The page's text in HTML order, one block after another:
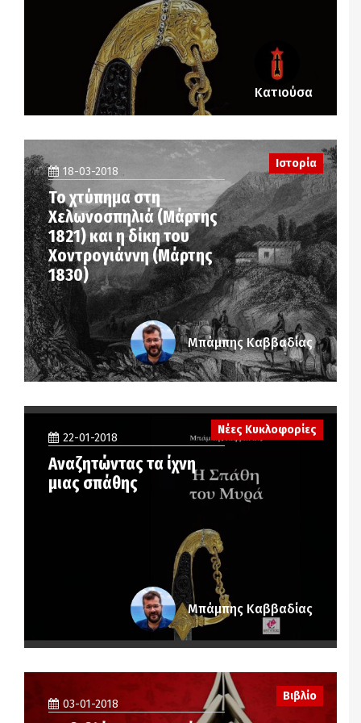
Κατιούσα
18-03-2018
Το χτύπημα στη
Χελωνοσπηλιά (Μάρτης
1821) και η δίκη του
Χοντρογιάννη (Μάρτης
1830)
Ιστορία
Μπάμπης Καββαδίας
22-01-2018
Αναζητώντας τα ίχνη
μιας σπάθης
Νέες Κυκλοφορίες
Μπάμπης Καββαδίας
03-01-2018
Βιβλίο